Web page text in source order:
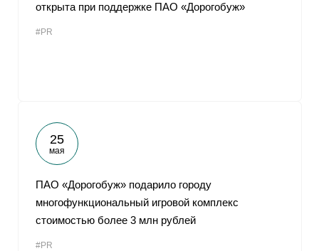
открыта при поддержке ПАО «Дорогобуж»
#PR
25
мая
ПАО «Дорогобуж» подарило городу
многофункциональный игровой комплекс
стоимостью более 3 млн рублей
#PR